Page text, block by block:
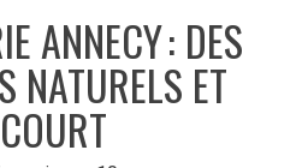
ANNECY : DES
NATURELS ET